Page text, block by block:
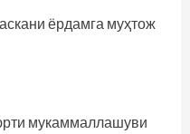
ёрдамга муҳтож
мукаммаллашуви